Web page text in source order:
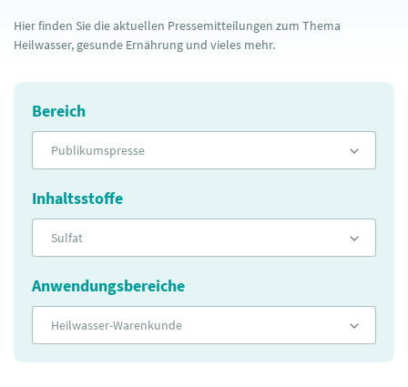
Hier finden Sie die aktuellen Pressemitteilungen zum Thema
Heilwasser, gesunde Ernährung und vieles mehr.
Bereich
Publikumspresse
Inhaltsstoffe
Sulfat
Anwendungsbereiche
Heilwasser-Warenkunde